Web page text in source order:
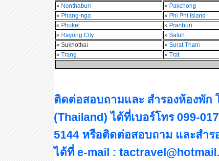
» Nonthaburi » Pakchong
» Phang-nga » Phi Phi Island
» Phuket » Pranburi
» Rayong City » Satun
» Sukhothai
» Surat Thani
» Trang » Trat
ติดต่อสอบถามและ สำรองห้องพัก
(Thailand) ได้ที่เบอร์โทร 099-
5144 หรือติดต่อสอบถาม และสำร
ได้ที่ e-mail :